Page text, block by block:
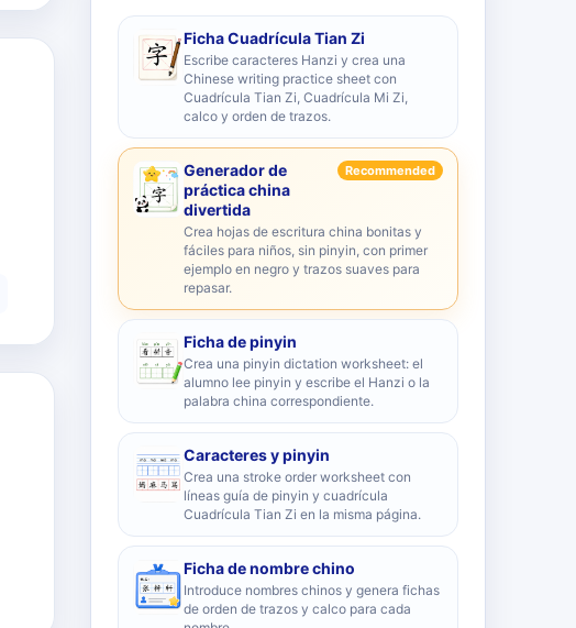
Ficha Cuadrícula Tian Zi
Escribe caracteres Hanzi y crea una
Chinese writing practice sheet con
Cuadrícula Tian Zi, Cuadrícula Mi Zi,
calco y orden de trazos.
Generador de
práctica china
divertida
Recommended
Crea hojas de escritura china bonitas y
fáciles para niños, sin pinyin, con primer
ejemplo en negro y trazos suaves para
repasar.
Ficha de pinyin
Crea una pinyin dictation worksheet: el
alumno lee pinyin y escribe el Hanzi o la
palabra china correspondiente.
Caracteres y pinyin
Crea una stroke order worksheet con
líneas guía de pinyin y cuadrícula
Cuadrícula Tian Zi en la misma página.
Ficha de nombre chino
Introduce nombres chinos y genera fichas
de orden de trazos y calco para cada